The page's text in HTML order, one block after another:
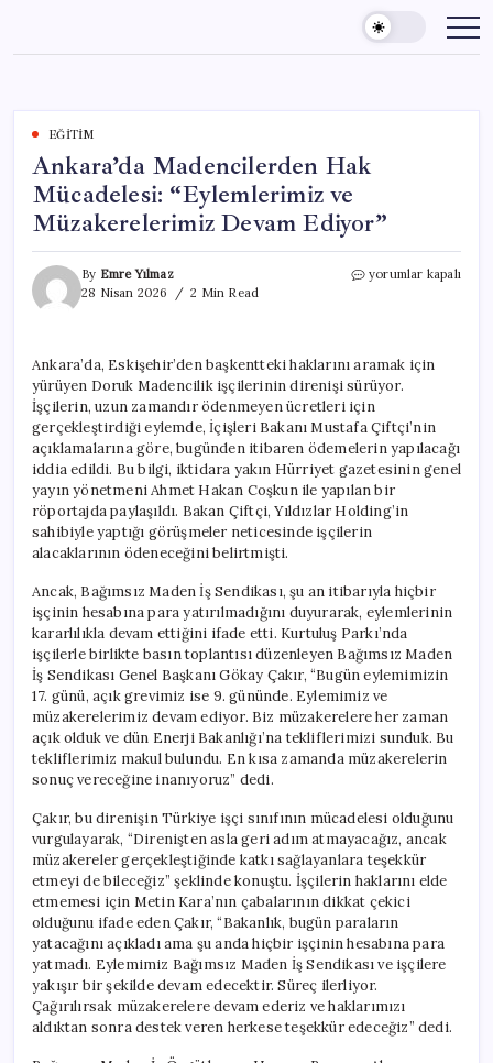
content
EĞITIM
Ankara’da Madencilerden Hak
Mücadelesi: “Eylemlerimiz ve
Müzakerelerimiz Devam Ediyor”
By Emre Yılmaz
28 Nisan 2026
2 Min Read
Ankara’da
ve
Müzakerelerimiz
Devam
Ediyor”
için
yorumlar kapalı
Ankara’da, Eskişehir’den başkentteki haklarını aramak için
yürüyen Doruk Madencilik işçilerinin direnişi sürüyor.
İşçilerin, uzun zamandır ödenmeyen ücretleri için
gerçekleştirdiği eylemde, İçişleri Bakanı Mustafa Çiftçi’nin
açıklamalarına göre, bugünden itibaren ödemelerin yapılacağı
iddia edildi. Bu bilgi, iktidara yakın Hürriyet gazetesinin genel
yayın yönetmeni Ahmet Hakan Coşkun ile yapılan bir
röportajda paylaşıldı. Bakan Çiftçi, Yıldızlar Holding’in
sahibiyle yaptığı görüşmeler neticesinde işçilerin
alacaklarının ödeneceğini belirtmişti.
Ancak, Bağımsız Maden İş Sendikası, şu an itibarıyla hiçbir
işçinin hesabına para yatırılmadığını duyurarak, eylemlerinin
kararlılıkla devam ettiğini ifade etti. Kurtuluş Parkı’nda
işçilerle birlikte basın toplantısı düzenleyen Bağımsız Maden
İş Sendikası Genel Başkanı Gökay Çakır, “Bugün eylemimizin
17. günü, açık grevimiz ise 9. gününde. Eylemimiz ve
müzakerelerimiz devam ediyor. Biz müzakerelere her zaman
açık olduk ve dün Enerji Bakanlığı’na tekliflerimizi sunduk. Bu
tekliflerimiz makul bulundu. En kısa zamanda müzakerelerin
sonuç vereceğine inanıyoruz” dedi.
Çakır, bu direnişin Türkiye işçi sınıfının mücadelesi olduğunu
vurgulayarak, “Direnişten asla geri adım atmayacağız, ancak
müzakereler gerçekleştiğinde katkı sağlayanlara teşekkür
etmeyi de bileceğiz” şeklinde konuştu. İşçilerin haklarını elde
etmemesi için Metin Kara’nın çabalarının dikkat çekici
olduğunu ifade eden Çakır, “Bakanlık, bugün paraların
yatacağını açıkladı ama şu anda hiçbir işçinin hesabına para
yatmadı. Eylemimiz Bağımsız Maden İş Sendikası ve işçilere
yakışır bir şekilde devam edecektir. Süreç ilerliyor.
Çağırılırsak müzakerelere devam ederiz ve haklarımızı
aldıktan sonra destek veren herkese teşekkür edeceğiz” dedi.